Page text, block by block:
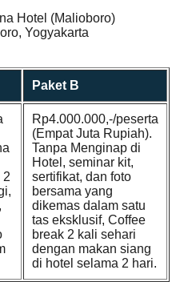
Hotel (Malioboro)
Yogyakarta
Paket B
2
Rp4.000.000,-/peserta
(Empat Juta Rupiah).
Tanpa Menginap di
Hotel, seminar kit,
sertifikat, dan foto
bersama yang
dikemas dalam satu
tas eksklusif, Coffee
break 2 kali sehari
dengan makan siang
di hotel selama 2 hari.